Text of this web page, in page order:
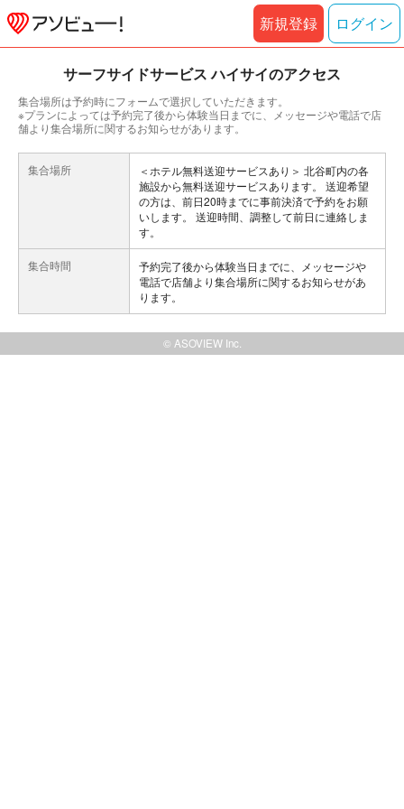
新規登録 ログイン
サーフサイドサービス ハイサイのアクセス
集合場所は予約時にフォームで選択していただきます。
※プランによっては予約完了後から体験当日までに、メッセージや電話で店
舗より集合場所に関するお知らせがあります。
集合場所
＜ホテル無料送迎サービスあり＞ 北谷町内の各
施設から無料送迎サービスあります。 送迎希望
の方は、前日20時までに事前決済で予約をお願
いします。 送迎時間、調整して前日に連絡しま
す。
集合時間
予約完了後から体験当日までに、メッセージや
電話で店舗より集合場所に関するお知らせがあ
ります。
© ASOVIEW Inc.